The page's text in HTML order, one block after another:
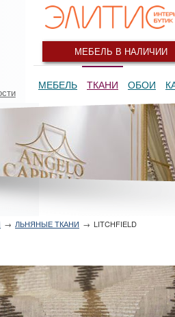
МЕБЕЛЬ В НАЛИЧИИ
МЕБЕЛЬ ТКАНИ ОБОИ
→ ЛЬНЯНЫЕ ТКАНИ → LITCHFIELD